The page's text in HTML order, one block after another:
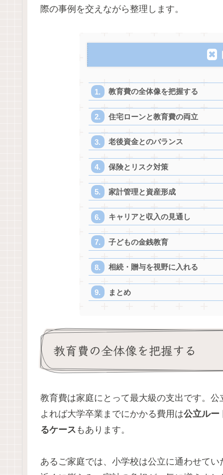
際の事例を交えながら整理します。
教育費の全体像を把握する
住宅ローンと教育費の両立
老後資金とのバランス
保険とリスク対策
家計管理と資産形成
キャリアと収入の見通し
子どもの金銭教育
相続・贈与を視野に入れる
まとめ
教育費の全体像を把握する
教育費は家庭にとって最大級の支出です。
よれば大学卒業までにかかる費用は公立ルー
るケース もあります。
あるご家庭では、小学校は公立に通わせて